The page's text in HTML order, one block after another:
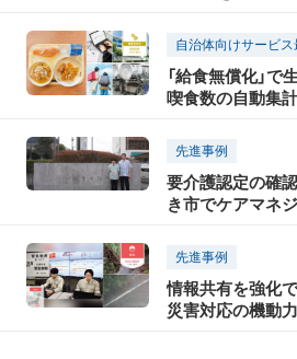
自治体向けサービス
「給食無償化」で
喫食数の自動集
先進事例
要介護認定の確
き市でケアマネ
先進事例
情報共有を強化
災害対応の機動